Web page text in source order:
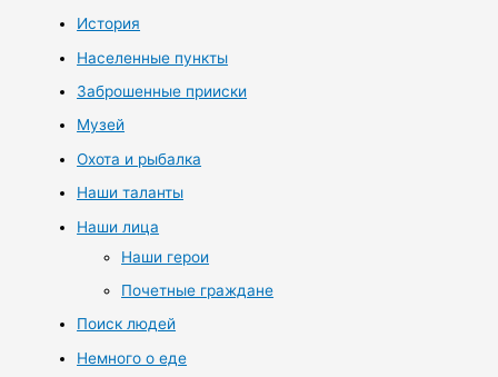
История
Населенные пункты
Заброшенные прииски
Музей
Охота и рыбалка
Наши таланты
Наши лица
Наши герои
Почетные граждане
Поиск людей
Немного о еде